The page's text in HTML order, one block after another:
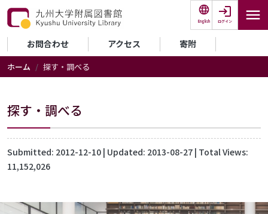
メインコンテンツに移動
English ログイン
セカンダリーメニュー
お問合わせ アクセス 寄附
ホーム 探す・調べる
探す・調べる
Submitted: 2012-12-10 | Updated: 2013-08-27 | Total Views:
11,152,026